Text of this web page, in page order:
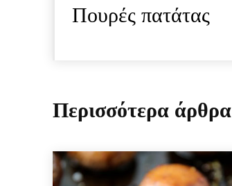
Πουρές πατάτας
Περισσότερα άρθρα